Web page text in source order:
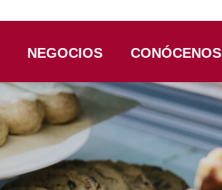
NEGOCIOS CONÓCENOS